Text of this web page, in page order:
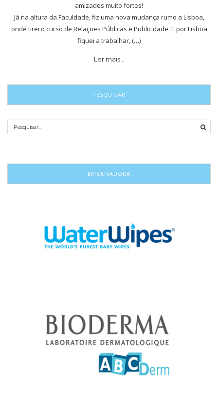
amizades muito fortes!
Já na altura da Faculdade, fiz uma nova mudança rumo a Lisboa,
onde tirei o curso de Relações Públicas e Publicidade. E por Lisboa
fiquei a trabalhar, (…)
Ler mais…
PESQUISAR
EMBAIXADORA